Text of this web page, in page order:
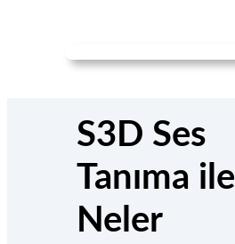
S3D Ses
Tanıma ile
Neler